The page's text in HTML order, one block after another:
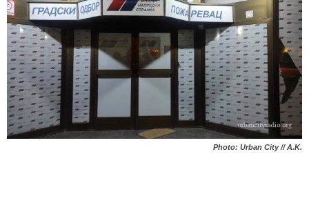
Photo: Urban City // A.K.